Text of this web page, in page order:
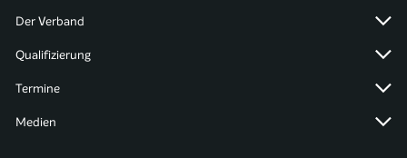
Der Verband
Qualifizierung
Termine
Medien